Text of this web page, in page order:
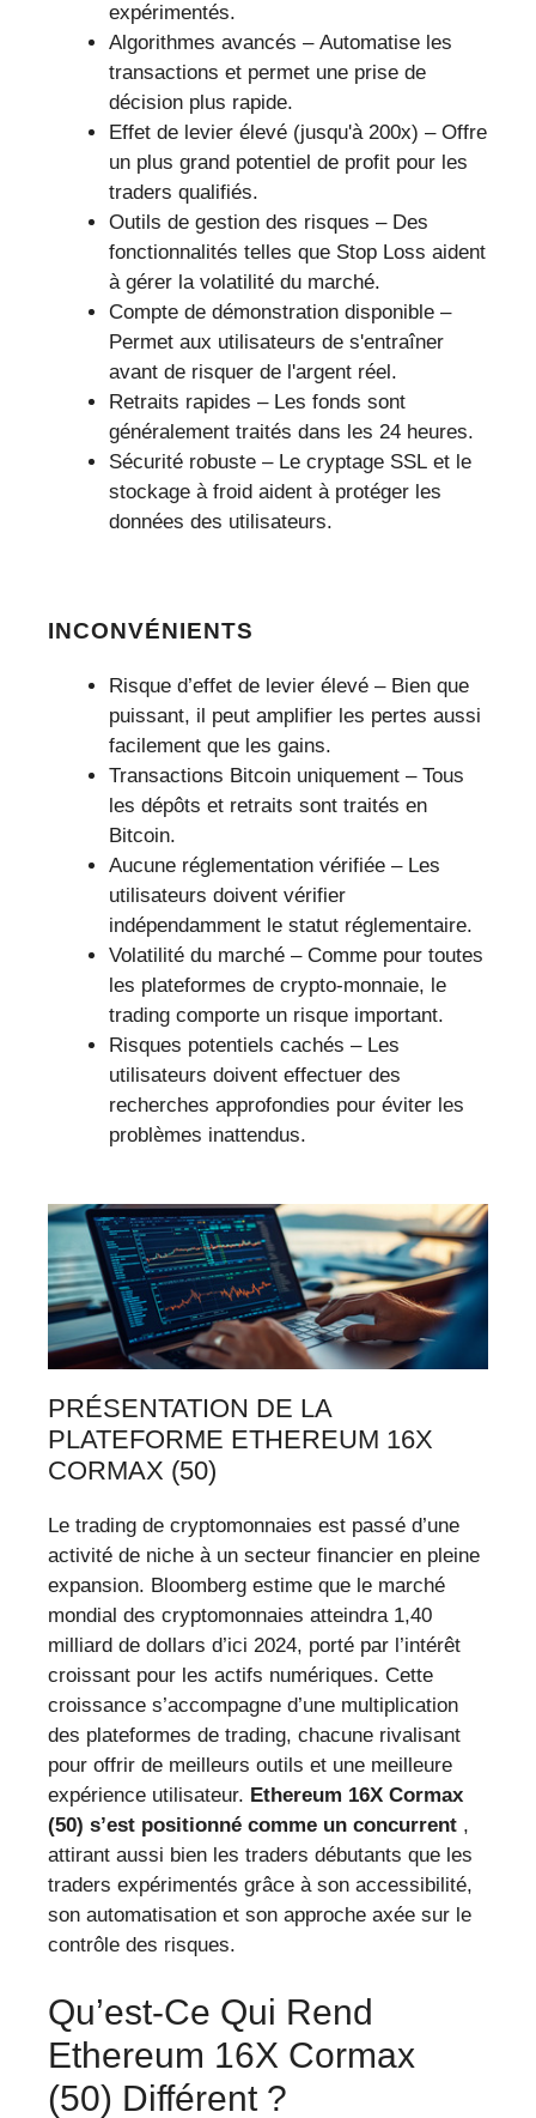
expérimentés.
Algorithmes avancés – Automatise les
transactions et permet une prise de
décision plus rapide.
Effet de levier élevé (jusqu'à 200x) – Offre
un plus grand potentiel de profit pour les
traders qualifiés.
Outils de gestion des risques – Des
fonctionnalités telles que Stop Loss aident
à gérer la volatilité du marché.
Compte de démonstration disponible –
Permet aux utilisateurs de s'entraîner
avant de risquer de l'argent réel.
Retraits rapides – Les fonds sont
généralement traités dans les 24 heures.
Sécurité robuste – Le cryptage SSL et le
stockage à froid aident à protéger les
données des utilisateurs.
INCONVÉNIENTS
Risque d’effet de levier élevé – Bien que
puissant, il peut amplifier les pertes aussi
facilement que les gains.
Transactions Bitcoin uniquement – Tous
les dépôts et retraits sont traités en
Bitcoin.
Aucune réglementation vérifiée – Les
utilisateurs doivent vérifier
indépendamment le statut réglementaire.
Volatilité du marché – Comme pour toutes
les plateformes de crypto-monnaie, le
trading comporte un risque important.
Risques potentiels cachés – Les
utilisateurs doivent effectuer des
recherches approfondies pour éviter les
problèmes inattendus.
PRÉSENTATION DE LA
PLATEFORME ETHEREUM 16X
CORMAX (50)
Le trading de cryptomonnaies est passé d’une
activité de niche à un secteur financier en pleine
expansion. Bloomberg estime que le marché
mondial des cryptomonnaies atteindra 1,40
milliard de dollars d’ici 2024, porté par l’intérêt
croissant pour les actifs numériques. Cette
croissance s’accompagne d’une multiplication
des plateformes de trading, chacune rivalisant
pour offrir de meilleurs outils et une meilleure
expérience utilisateur. Ethereum 16X Cormax
(50) s’est positionné comme un concurrent ,
attirant aussi bien les traders débutants que les
traders expérimentés grâce à son accessibilité,
son automatisation et son approche axée sur le
contrôle des risques.
Qu’est-Ce Qui Rend
Ethereum 16X Cormax
(50) Différent ?